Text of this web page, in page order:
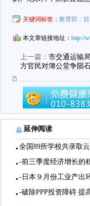
关键词标签： 教育部：
本文章链接地址： http://
上一篇： 市交通运输
方官民对簿公堂争陨
延伸阅读
全国89所学校共录取
-前三季度经济增长的
-日本９月份工业产出
-破除PPP投资障碍 提